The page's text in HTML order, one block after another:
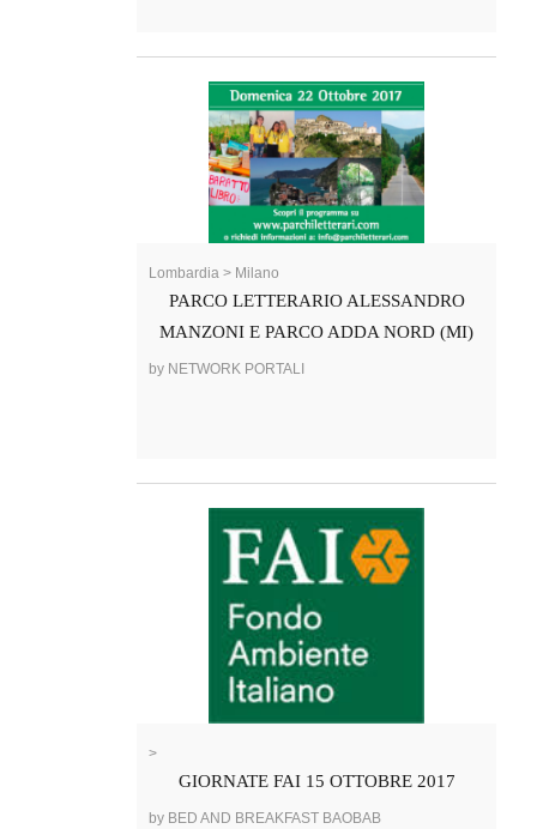
Lombardia > Milano
PARCO LETTERARIO ALESSANDRO
MANZONI E PARCO ADDA NORD (MI)
by NETWORK PORTALI
>
GIORNATE FAI 15 OTTOBRE 2017
by BED AND BREAKFAST BAOBAB